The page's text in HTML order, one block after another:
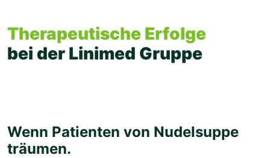
Therapeutische Erfolge
bei der Linimed Gruppe
Wenn Patienten von Nudelsuppe
träumen.